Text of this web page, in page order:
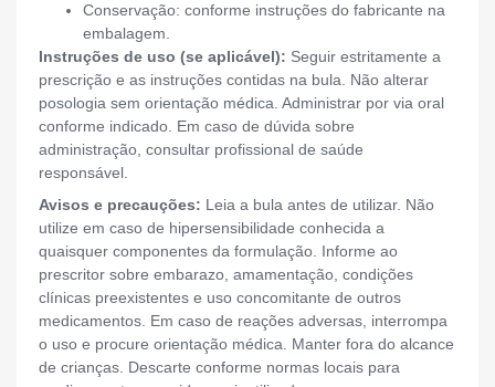
Conservação: conforme instruções do fabricante na
embalagem.
Instruções de uso (se aplicável): Seguir estritamente a
prescrição e as instruções contidas na bula. Não alterar
posologia sem orientação médica. Administrar por via oral
conforme indicado. Em caso de dúvida sobre
administração, consultar profissional de saúde
responsável.
Avisos e precauções: Leia a bula antes de utilizar. Não
utilize em caso de hipersensibilidade conhecida a
quaisquer componentes da formulação. Informe ao
prescritor sobre embarazo, amamentação, condições
clínicas preexistentes e uso concomitante de outros
medicamentos. Em caso de reações adversas, interrompa
o uso e procure orientação médica. Manter fora do alcance
de crianças. Descarte conforme normas locais para